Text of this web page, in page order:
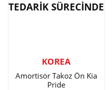
TEDARİK SÜRECİNDE
KOREA
Amortisör Takoz Ön Kia
Pride